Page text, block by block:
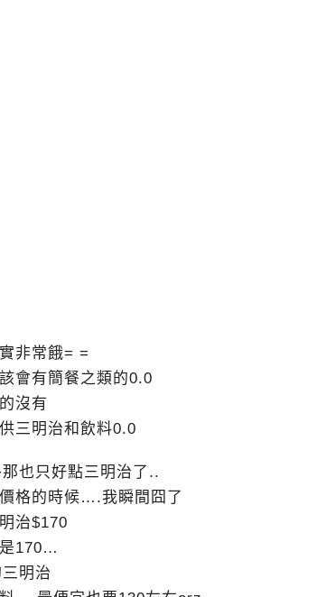
非常餓= =
會有簡餐之類的0.0
沒有
三明治和飲料0.0
也只好點三明治了..
格的時候….我瞬間囧了
治$170
170…
明治